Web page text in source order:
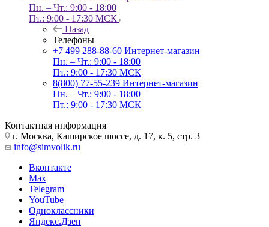
Пн. – Чт.: 9:00 - 18:00
Пт.: 9:00 - 17:30 МСК
Назад
Телефоны
+7 499 288-88-60 Интернет-магазин
Пн. – Чт.: 9:00 - 18:00
Пт.: 9:00 - 17:30 МСК
8(800) 77-55-239 Интернет-магазин
Пн. – Чт.: 9:00 - 18:00
Пт.: 9:00 - 17:30 МСК
Контактная информация
г. Москва, Каширское шоссе, д. 17, к. 5, стр. 3
info@simvolik.ru
Вконтакте
Max
Telegram
YouTube
Одноклассники
Яндекс.Дзен